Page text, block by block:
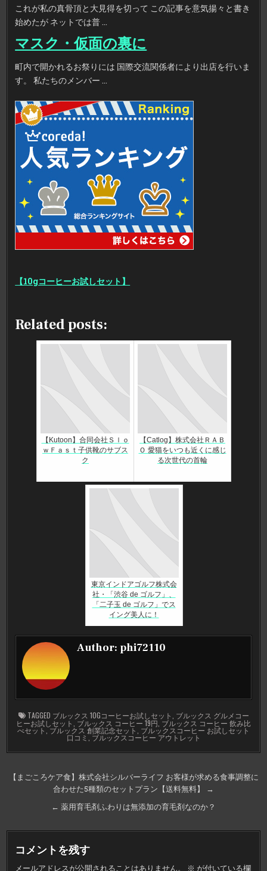
これが私の真骨頂と大見得を切って この記事を意気揚々と書き
始めたが ネットでは普 …
マスク・仮面の裏に
町内で開かれるお祭りには 国際交流関係者により出店を行いま
す。 私たちのメンバー …
【10gコーヒーお試しセット】
Related posts:
【Kutoon】合同会社Ｓｌｏ
ｗＦａｓｔ子供靴のサブス
ク
【Catlog】株式会社ＲＡＢ
Ｏ 愛猫をいつも近くに感じ
る次世代の首輪
東京インドアゴルフ株式会
社・「渋谷 de ゴルフ」、
「二子玉 de ゴルフ」でス
イング美人に！
Author: phi72110
TAGGED ブルックス 10Gコーヒーお試しセット ブルックス グルメコー
ヒーお試しセット ,ブルックス コーヒー 19円 ブルックス コーヒー 飲み比
べセット,ブルックス 創業記念セット ブルックスコーヒー お試しセット
口コミ,ブルックスコーヒー アウトレット
投
ビ
ゲ
ー
【まごころケア食】株式会社シルバーライフ お客様が求める食事調整に
合わせた5種類のセットプラン【送料無料】 →
← 薬用育毛剤ふわりは無添加の育毛剤なのか？
コメントを残す
メールアドレスが公開されることはありません。 ※ が付いている欄